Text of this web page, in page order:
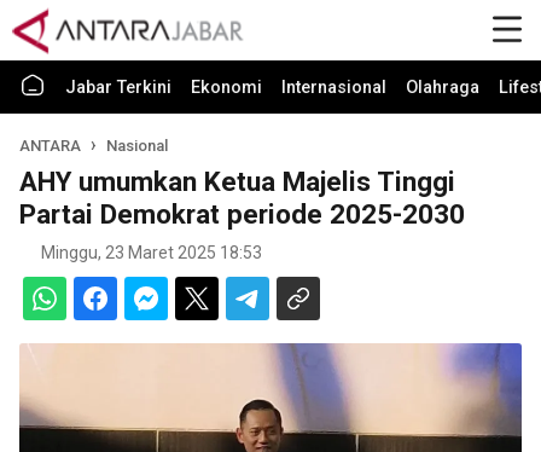
Jabar Terkini Ekonomi Internasional Olahraga
ANTARA Nasional
AHY umumkan Ketua Majelis Tinggi
Partai Demokrat periode 2025-2030
Minggu, 23 Maret 2025 18:53